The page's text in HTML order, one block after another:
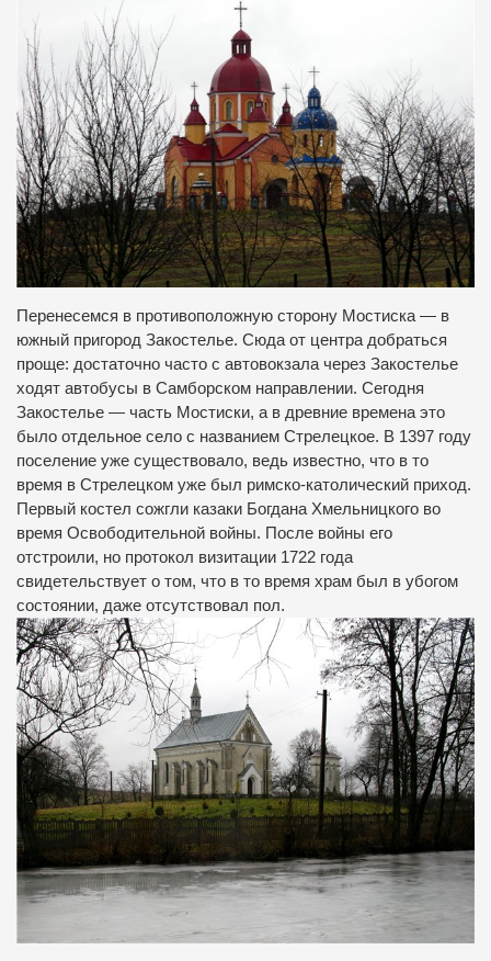
Перенесемся в противоположную сторону Мостиска — в
южный пригород Закостелье. Сюда от центра добраться
проще: достаточно часто с автовокзала через Закостелье
ходят автобусы в Самборском направлении. Сегодня
Закостелье — часть Мостиски, а в древние времена это
было отдельное село с названием Стрелецкое. В 1397 году
поселение уже существовало, ведь известно, что в то
время в Стрелецком уже был римско-католический приход.
Первый костел сожгли казаки Богдана Хмельницкого во
время Освободительной войны. После войны его
отстроили, но протокол визитации 1722 года
свидетельствует о том, что в то время храм был в убогом
состоянии, даже отсутствовал пол.